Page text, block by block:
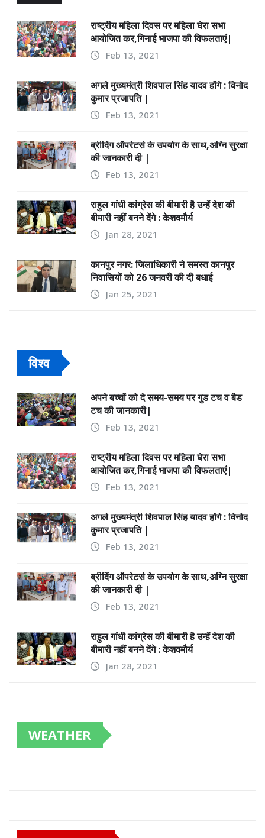
राष्ट्रीय महिला दिवस पर महिला घेरा सभा
आयोजित कर,गिनाई भाजपा की विफलताएं|
Feb 13, 2021
अगले मुख्यमंत्री शिवपाल सिंह यादव होंगे : विनोद
कुमार प्रजापति |
Feb 13, 2021
ब्रीदिंग ऑपरेटर्स के उपयोग के साथ,अग्नि सुरक्षा
की जानकारी दी |
Feb 13, 2021
राहुल गांधी कांग्रेस की बीमारी है उन्हें देश की
बीमारी नहीं बनने देंगे : केशवमौर्य
Jan 28, 2021
कानपुर नगर: जिलाधिकारी ने समस्त कानपुर
निवासियों को 26 जनवरी की दी बधाई
Jan 25, 2021
विश्व
अपने बच्चों को दे समय-समय पर गुड टच व बैड
टच की जानकारी|
Feb 13, 2021
राष्ट्रीय महिला दिवस पर महिला घेरा सभा
आयोजित कर,गिनाई भाजपा की विफलताएं|
Feb 13, 2021
अगले मुख्यमंत्री शिवपाल सिंह यादव होंगे : विनोद
कुमार प्रजापति |
Feb 13, 2021
ब्रीदिंग ऑपरेटर्स के उपयोग के साथ,अग्नि सुरक्षा
की जानकारी दी |
Feb 13, 2021
राहुल गांधी कांग्रेस की बीमारी है उन्हें देश की
बीमारी नहीं बनने देंगे : केशवमौर्य
Jan 28, 2021
WEATHER